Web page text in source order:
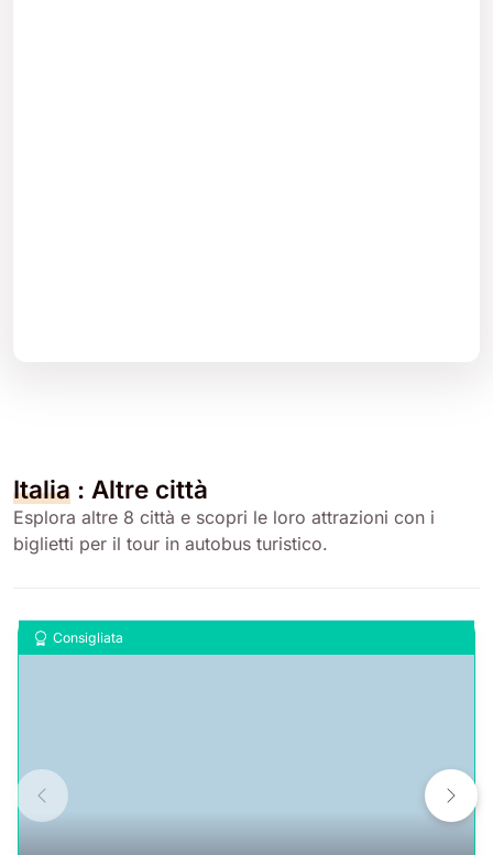
Italia : Altre città
Esplora altre 8 città e scopri le loro attrazioni con i
biglietti per il tour in autobus turistico.
Consigliata